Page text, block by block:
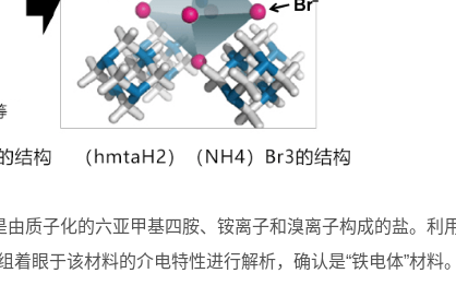
由质子化的六亚甲基四胺、铵离子和溴离子构成的盐。利
眼于该材料的介电特性进行解析，确认是“铁电体”材料